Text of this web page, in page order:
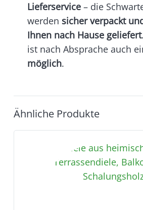
Lieferservice – die
werden sicher verpackt
Ihnen nach Hause geliefert
ist nach Absprache auch
möglich.
Ähnliche Produkte